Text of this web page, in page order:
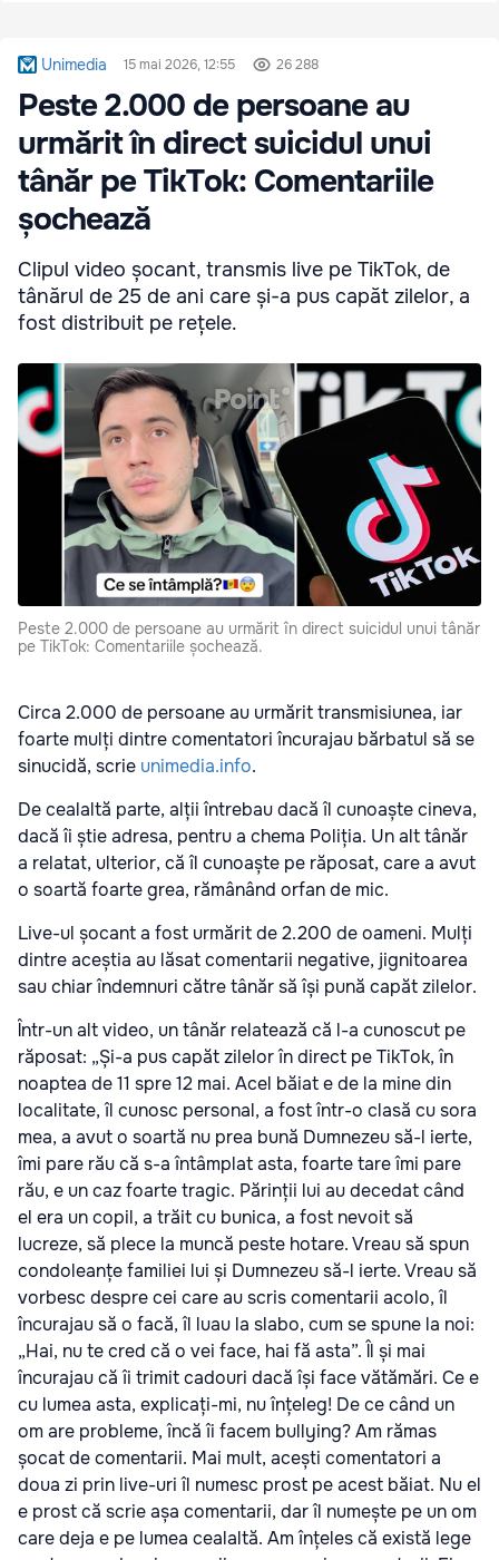
Unimedia 15 mai 2026, 12:55 26 288
Peste 2.000 de persoane au
urmărit în direct suicidul unui
tânăr pe TikTok: Comentariile
șochează
Clipul video șocant, transmis live pe TikTok, de
tânărul de 25 de ani care și-a pus capăt zilelor, a
fost distribuit pe rețele.
Peste 2.000 de persoane au urmărit în direct suicidul unui tânăr
pe TikTok: Comentariile șochează.
Circa 2.000 de persoane au urmărit transmisiunea, iar
foarte mulți dintre comentatori încurajau bărbatul să se
sinucidă, scrie unimedia.info.
De cealaltă parte, alții întrebau dacă îl cunoaște cineva,
dacă îi știe adresa, pentru a chema Poliția. Un alt tânăr
a relatat, ulterior, că îl cunoaște pe răposat, care a avut
o soartă foarte grea, rămânând orfan de mic.
Live-ul șocant a fost urmărit de 2.200 de oameni. Mulți
dintre aceștia au lăsat comentarii negative, jignitoarea
sau chiar îndemnuri către tânăr să își pună capăt zilelor.
Într-un alt video, un tânăr relatează că l-a cunoscut pe
răposat: „Și-a pus capăt zilelor în direct pe TikTok, în
noaptea de 11 spre 12 mai. Acel băiat e de la mine din
localitate, îl cunosc personal, a fost într-o clasă cu sora
mea, a avut o soartă nu prea bună Dumnezeu să-l ierte,
îmi pare rău că s-a întâmplat asta, foarte tare îmi pare
rău, e un caz foarte tragic. Părinții lui au decedat când
el era un copil, a trăit cu bunica, a fost nevoit să
lucreze, să plece la muncă peste hotare. Vreau să spun
condoleanțe familiei lui și Dumnezeu să-l ierte. Vreau să
vorbesc despre cei care au scris comentarii acolo, îl
încurajau să o facă, îl luau la slabo, cum se spune la noi:
„Hai, nu te cred că o vei face, hai fă asta”. Îl și mai
încurajau că îi trimit cadouri dacă își face vătămări. Ce e
cu lumea asta, explicați-mi, nu înțeleg! De ce când un
om are probleme, încă îi facem bullying? Am rămas
șocat de comentarii. Mai mult, acești comentatori a
doua zi prin live-uri îl numesc prost pe acest băiat. Nu el
e prost că scrie așa comentarii, dar îl numește pe un om
care deja e pe lumea cealaltă. Am înțeles că există lege